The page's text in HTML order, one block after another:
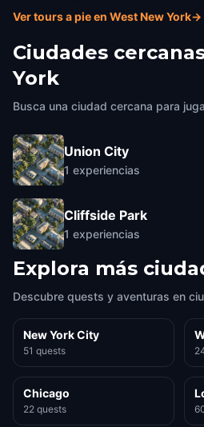
Ver tours a pie en West New York→
Ciudades
York
Busca una ciudad cercana para
Union City
1 experiencias
Cliffside Park
1 experiencias
Explora más
Descubre quests y aventuras en
New York City
51 quests
Chicago
22 quests